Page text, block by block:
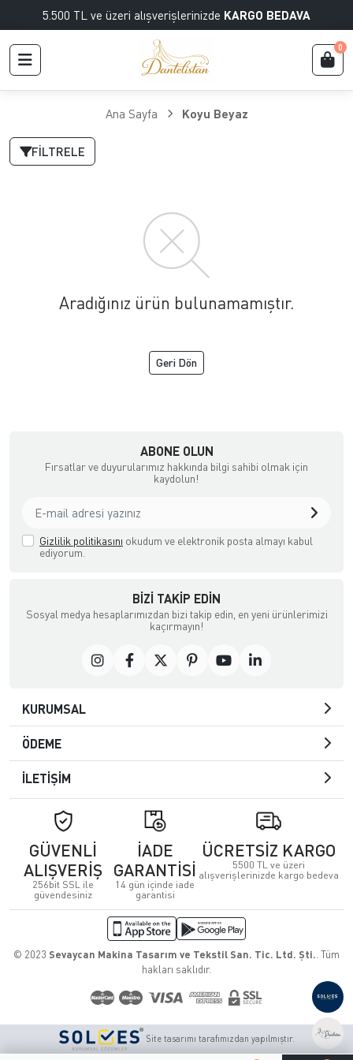
5.500 TL ve üzeri alışverişlerinizde KARGO BEDAVA
0
Ana Sayfa Koyu Beyaz
FILTRELE
Aradığınız ürün bulunamamıştır.
Geri Dön
ABONE OLUN
Fırsatlar ve duyurularımız hakkında bilgi sahibi olmak için
kaydolun!
Gizlilik politikasını okudum ve elektronik posta almayı kabul
ediyorum.
BIZI TAKIP EDIN
Sosyal medya hesaplarımızdan bizi takip edin, en yeni ürünlerimizi
kaçırmayın!
KURUMSAL
ÖDEME
İLETİŞİM
GÜVENLİ
ALIŞVERİŞ
256bit SSL ile
güvendesiniz
İADE
GARANTİSİ
14 gün içinde iade
garantisi
ÜCRETSİZ KARGO
5500 TL ve üzeri
alışverişlerinizde kargo bedeva
© 2023 Sevaycan Makina Tasarım ve Tekstil San. Tic. Ltd. Şti. . Tüm
hakları saklıdır.
Site tasarımı tarafımızdan yapılmıştır.